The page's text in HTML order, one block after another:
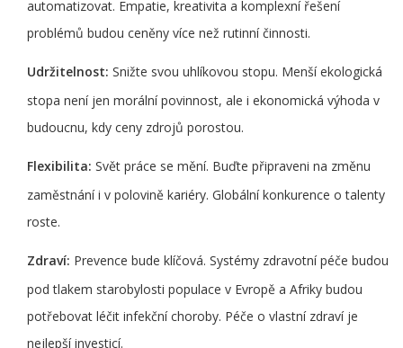
automatizovat. Empatie, kreativita a komplexní řešení
problémů budou ceněny více než rutinní činnosti.
Udržitelnost: Snižte svou uhlíkovou stopu. Menší ekologická
stopa není jen morální povinnost, ale i ekonomická výhoda v
budoucnu, kdy ceny zdrojů porostou.
Flexibilita: Svět práce se mění. Buďte připraveni na změnu
zaměstnání i v polovině kariéry. Globální konkurence o talenty
roste.
Zdraví: Prevence bude klíčová. Systémy zdravotní péče budou
pod tlakem starobylosti populace v Evropě a Afriky budou
potřebovat léčit infekční choroby. Péče o vlastní zdraví je
nejlepší investicí.